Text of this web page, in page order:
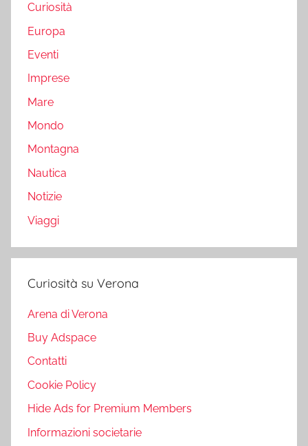
Curiosità
Europa
Eventi
Imprese
Mare
Mondo
Montagna
Nautica
Notizie
Viaggi
Curiosità su Verona
Arena di Verona
Buy Adspace
Contatti
Cookie Policy
Hide Ads for Premium Members
Informazioni societarie